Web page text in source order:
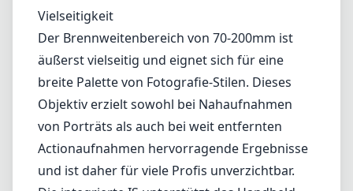
Dies macht es zur idealen Wahl für die
Aufnahme schnell bewegter Motive, etwa bei
Sportveranstaltungen oder in der
Tierfotografie. Das Objektiv verfügt auch über
anpassbare Steuerungsringe, die zur
Regelung von Parametern wie Blende,
Verschlusszeit oder ISO verwendet werden
können, was eine effizientere Handhabung